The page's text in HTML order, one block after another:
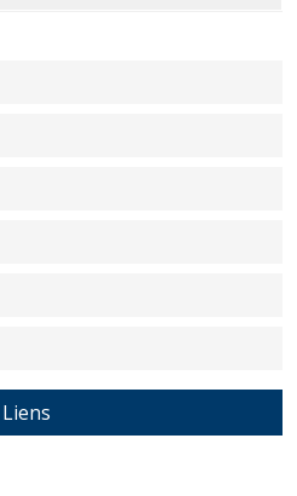
Liens